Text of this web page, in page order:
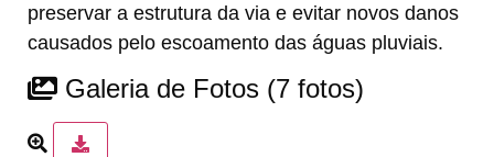
preservar a estrutura da via e evitar novos danos
causados pelo escoamento das águas pluviais.
Galeria de Fotos (7 fotos)